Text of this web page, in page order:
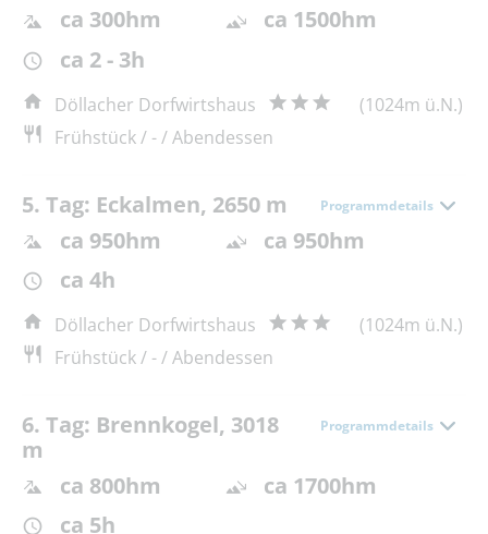
ca 300hm
ca 1500hm
ca 2 - 3h
Döllacher Dorfwirtshaus
(1024m ü.N.)
Frühstück / - / Abendessen
5. Tag: Eckalmen, 2650 m Programmdetails
ca 950hm
ca 950hm
ca 4h
Döllacher Dorfwirtshaus
(1024m ü.N.)
Frühstück / - / Abendessen
6. Tag: Brennkogel, 3018
m
Programmdetails
ca 800hm
ca 1700hm
ca 5h